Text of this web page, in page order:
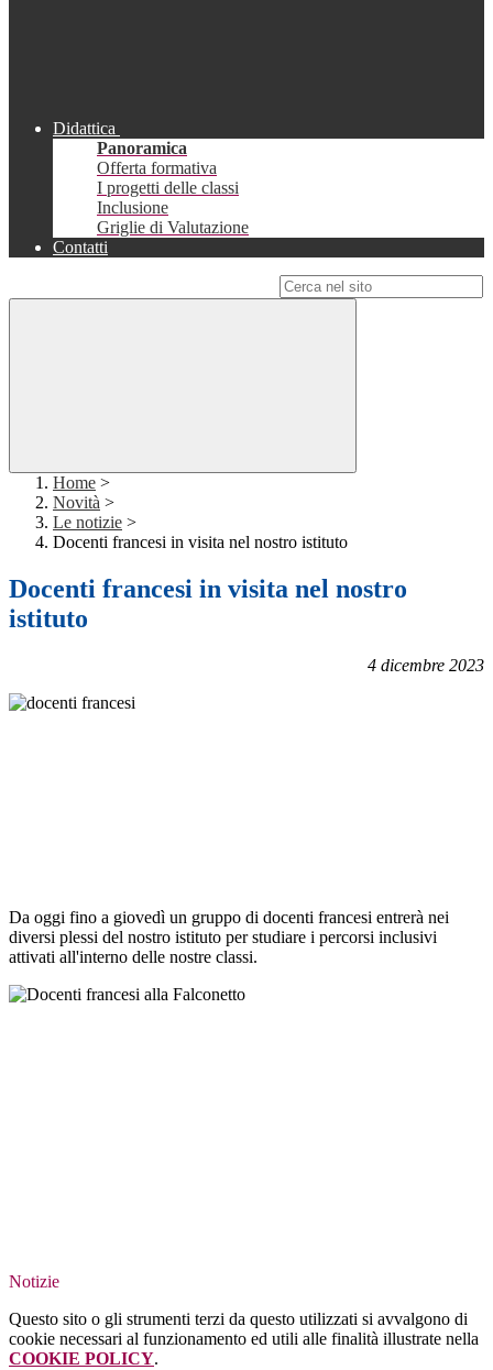
Didattica
Panoramica
Offerta formativa
I progetti delle classi
Inclusione
Griglie di Valutazione
Contatti
Home >
Novità >
Le notizie >
Docenti francesi in visita nel nostro istituto
Docenti francesi in visita nel nostro
istituto
4 dicembre 2023
Da oggi fino a giovedì un gruppo di docenti francesi entrerà nei
diversi plessi del nostro istituto per studiare i percorsi inclusivi
attivati all'interno delle nostre classi.
Notizie
Questo sito o gli strumenti terzi da questo utilizzati si avvalgono di
cookie necessari al funzionamento ed utili alle finalità illustrate nella
COOKIE POLICY.